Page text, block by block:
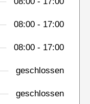
08:00 - 17:00
08:00 - 17:00
geschlossen
geschlossen